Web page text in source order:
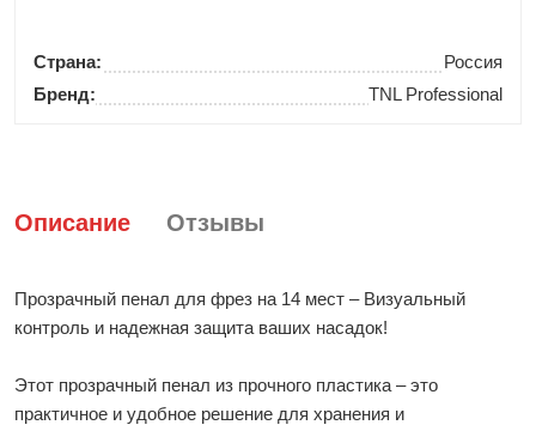
Страна:
Россия
Бренд:
TNL Professional
Описание Отзывы
Прозрачный пенал для фрез на 14 мест – Визуальный
контроль и надежная защита ваших насадок!
Этот прозрачный пенал из прочного пластика – это
практичное и удобное решение для хранения и